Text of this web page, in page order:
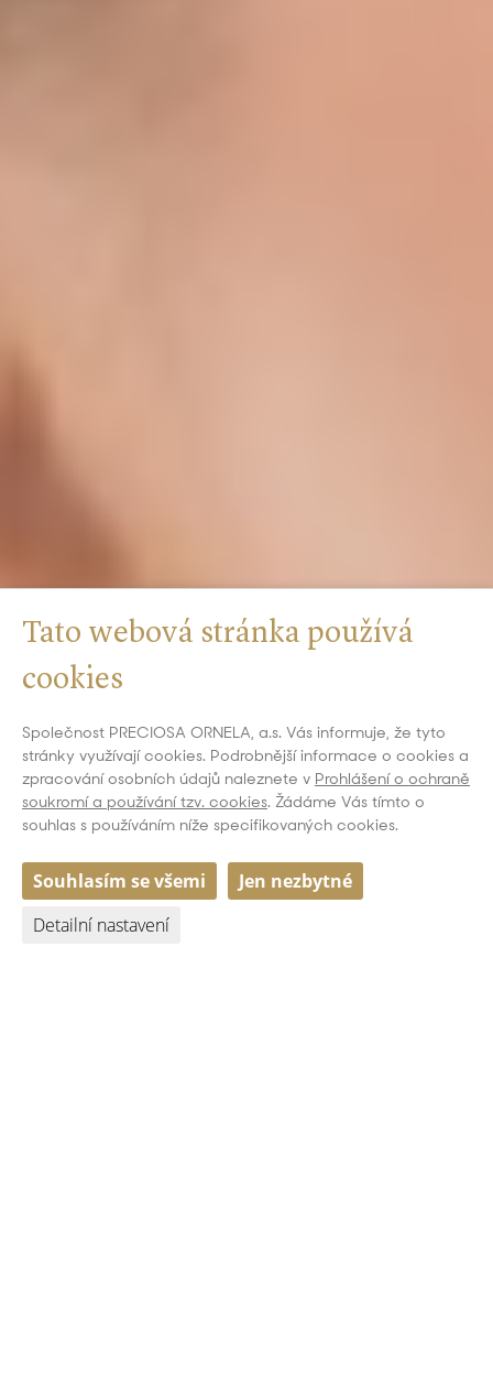
Tato webová stránka používá
cookies
Společnost PRECIOSA ORNELA, a.s. Vás informuje, že tyto
stránky využívají cookies. Podrobnější informace o cookies a
zpracování osobních údajů naleznete v Prohlášení o ochraně
soukromí a používání tzv. cookies. Žádáme Vás tímto o
souhlas s používáním níže specifikovaných cookies.
Souhlasím se všemi
Jen nezbytné
Detailní nastavení